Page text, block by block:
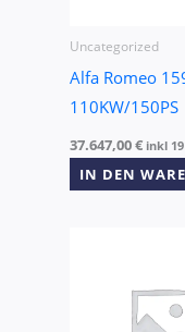
Uncategorized
Alfa Romeo
110KW/150PS
37.647,00€ inkl
IN DEN